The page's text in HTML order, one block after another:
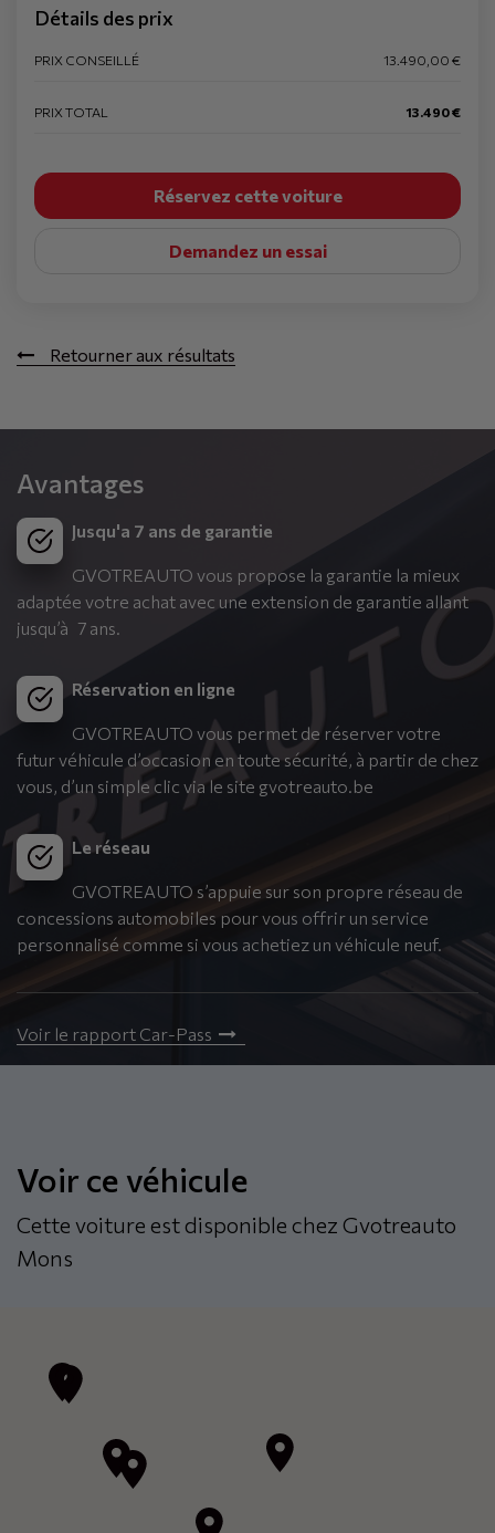
Détails des prix
PRIX CONSEILLÉ 13.490,00 €
PRIX TOTAL 13.490 €
Réservez cette voiture
Demandez un essai
Retourner aux résultats
Avantages
Jusqu'a 7 ans de garantie
GVOTREAUTO vous propose la garantie la mieux
adaptée votre achat avec une extension de garantie allant
jusqu’à 7 ans.
Réservation en ligne
GVOTREAUTO vous permet de réserver votre
futur véhicule d’occasion en toute sécurité, à partir de chez
vous, d’un simple clic via le site gvotreauto.be
Le réseau
GVOTREAUTO s’appuie sur son propre réseau de
concessions automobiles pour vous offrir un service
personnalisé comme si vous achetiez un véhicule neuf.
Voir le rapport Car-Pass
Voir ce véhicule
Cette voiture est disponible chez Gvotreauto
Mons